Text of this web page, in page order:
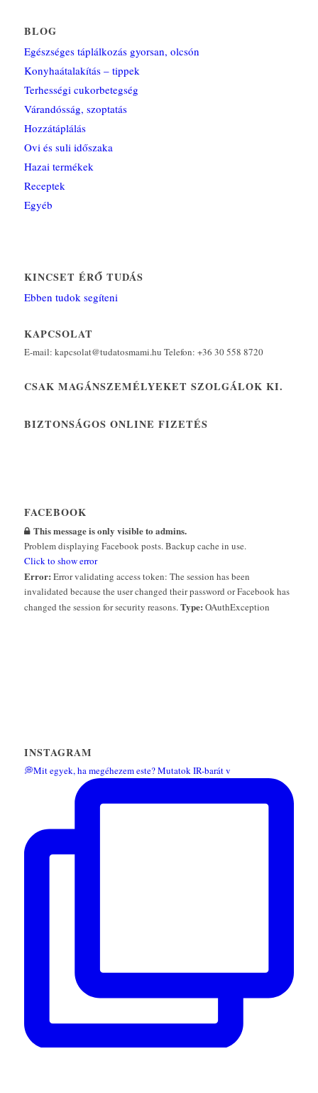
BLOG
Egészséges táplálkozás gyorsan, olcsón
Konyhaátalakítás – tippek
Terhességi cukorbetegség
Várandósság, szoptatás
Hozzátáplálás
Ovi és suli időszaka
Hazai termékek
Receptek
Egyéb
KINCSET ÉRŐ TUDÁS
Ebben tudok segíteni
KAPCSOLAT
E-mail: kapcsolat@tudatosmami.hu Telefon: +36 30 558 8720
CSAK MAGÁNSZEMÉLYEKET SZOLGÁLOK KI.
BIZTONSÁGOS ONLINE FIZETÉS
FACEBOOK
This message is only visible to admins.
Problem displaying Facebook posts. Backup cache in use.
Click to show error
Error: Error validating access token: The session has been
invalidated because the user changed their password or Facebook has
changed the session for security reasons.Type: OAuthException
INSTAGRAM
💭Mit egyek, ha megéhezem este? Mutatok IR-barát v